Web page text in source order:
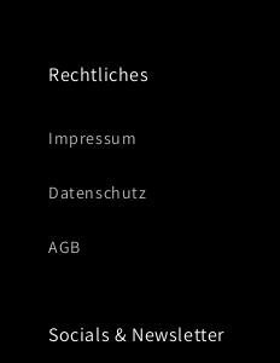
Rechtliches
Impressum
Datenschutz
AGB
Socials & Newsletter